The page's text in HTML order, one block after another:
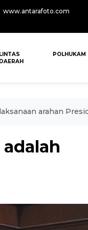
www.antarafoto.com
LINTAS
DAERAH
POLHUKAM
arahan